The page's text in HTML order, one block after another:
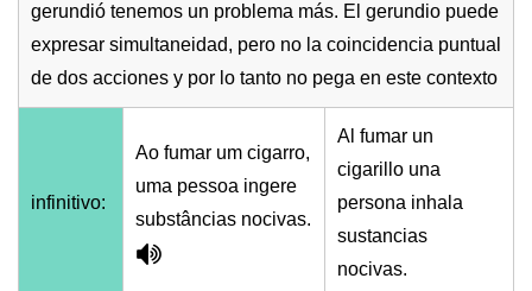
gerundió tenemos un problema más. El gerundio puede
expresar simultaneidad, pero no la coincidencia puntual
de dos acciones y por lo tanto no pega en este contexto
infinitivo:
Ao fumar um cigarro,
uma pessoa ingere
substâncias nocivas.
Al fumar un
cigarillo una
persona inhala
sustancias
nocivas.